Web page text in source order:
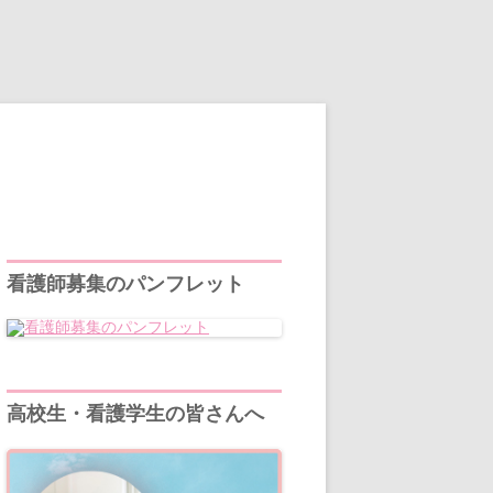
看護師募集のパンフレット
高校生・看護学生の皆さんへ